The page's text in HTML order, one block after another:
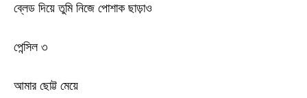
ব্লেড দিয়ে তুমি নিজে পোশাক ছাড়াও
পেন্সিল ৩
আমার ছোট্ট মেয়ে